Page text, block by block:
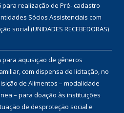
para realização de Pré- cadastro
Sócios Assistenciais com
social (UNIDADES RECEBEDORAS)
para aquisição de gêneros
com dispensa de licitação, no
de Alimentos – modalidade
– para doação às instituições
de desproteção social e